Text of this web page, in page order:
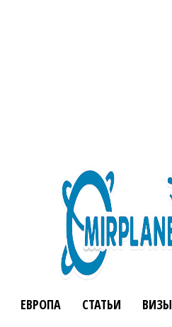
ЕВРОПА СТАТЬИ ВИЗЫ